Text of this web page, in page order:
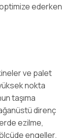
optimize ederken
ve palet
nokta
taşıma
direnç
ezilme,
engeller.